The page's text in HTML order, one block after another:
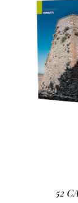
AGGIUNGI
52